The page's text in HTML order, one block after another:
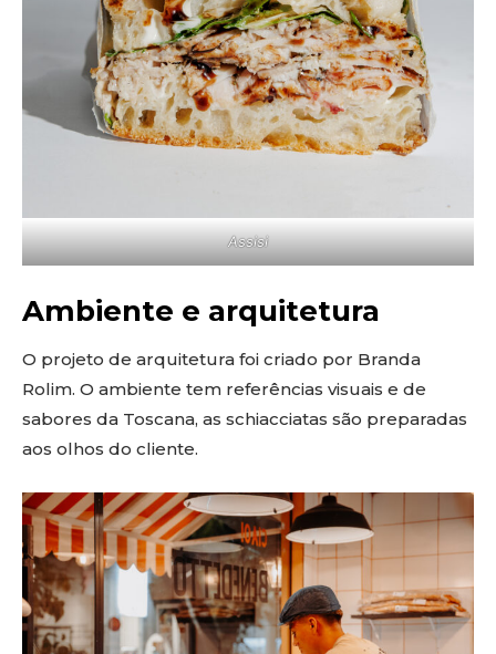
Assisi
Ambiente e arquitetura
O projeto de arquitetura foi criado por Branda
Rolim. O ambiente tem referências visuais e de
sabores da Toscana, as schiacciatas são preparadas
aos olhos do cliente.